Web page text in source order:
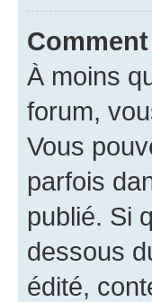
À moins
forum,
Vous
parfois
publié. Si
dessous
édité,